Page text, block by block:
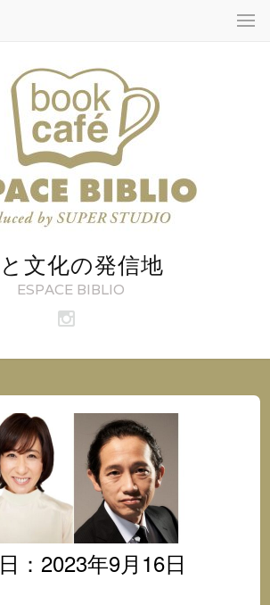
文化の発信地
ESPACE BIBLIO
ブ
オ
タ
グ
ラ
ム
：2023年9月16日